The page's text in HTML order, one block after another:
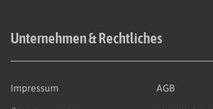
Unternehmen & Rechtliches
Impressum AGB